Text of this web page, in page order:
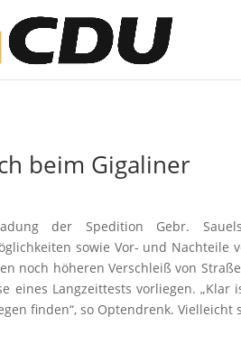
beim Gigaliner
der Spedition Gebr.
sowie Vor- und
noch höheren Verschleiß von
eines Langzeittests vorliegen.
finden“, so Optendrenk.